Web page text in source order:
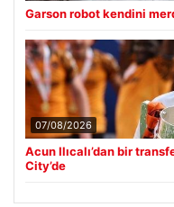
Garson robot kendini
07/08/2026
Acun Ilıcalı’dan bir
City’de